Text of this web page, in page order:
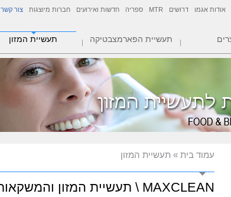
אודות אגמו דרושים MTR ספריה חדשות ואירועים חברות מיוצגות צור קשר
תעשיית הפארמצבטיקה תעשיית המזון
עמוד בית » תעשיית המזון
MAXCLEAN \ תעשיית המזון והמשקאות